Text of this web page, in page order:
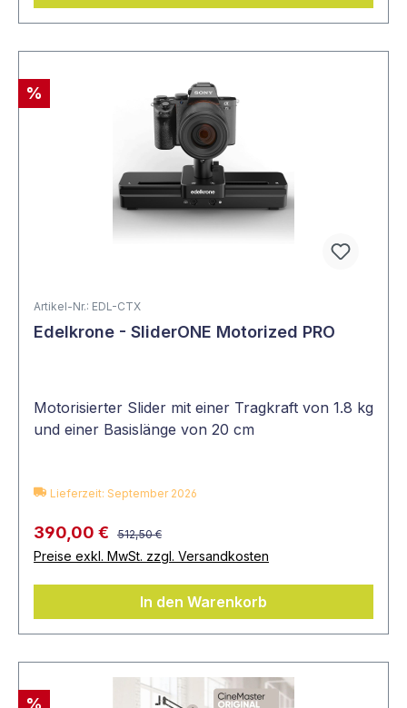
%
Artikel-Nr.: EDL-CTX
Edelkrone - SliderONE Motorized PRO
Motorisierter Slider mit einer Tragkraft von 1.8 kg
und einer Basislänge von 20 cm
Lieferzeit: September 2026
390,00 € 512,50 €
Preise exkl. MwSt. zzgl. Versandkosten
In den Warenkorb
%